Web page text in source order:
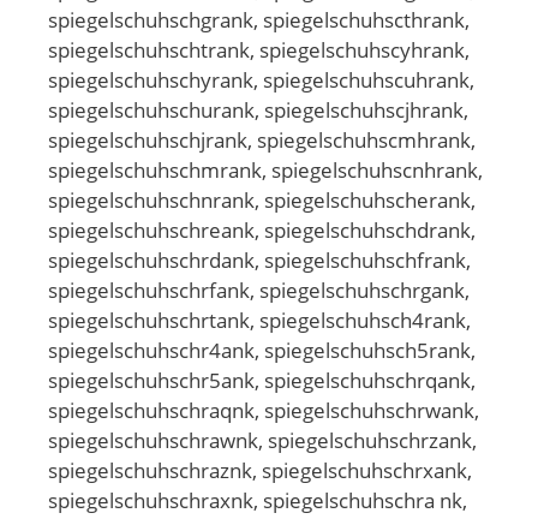
spiegelschuhschgrank, spiegelschuhscthrank,
spiegelschuhschtrank, spiegelschuhscyhrank,
spiegelschuhschyrank, spiegelschuhscuhrank,
spiegelschuhschurank, spiegelschuhscjhrank,
spiegelschuhschjrank, spiegelschuhscmhrank,
spiegelschuhschmrank, spiegelschuhscnhrank,
spiegelschuhschnrank, spiegelschuhscherank,
spiegelschuhschreank, spiegelschuhschdrank,
spiegelschuhschrdank, spiegelschuhschfrank,
spiegelschuhschrfank, spiegelschuhschrgank,
spiegelschuhschrtank, spiegelschuhsch4rank,
spiegelschuhschr4ank, spiegelschuhsch5rank,
spiegelschuhschr5ank, spiegelschuhschrqank,
spiegelschuhschraqnk, spiegelschuhschrwank,
spiegelschuhschrawnk, spiegelschuhschrzank,
spiegelschuhschraznk, spiegelschuhschrxank,
spiegelschuhschraxnk, spiegelschuhschra nk,